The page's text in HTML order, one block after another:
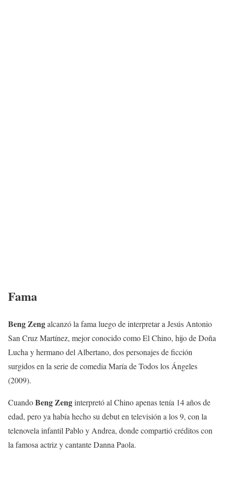
Fama
Beng Zengalcanzó la fama luego de interpretar a Jesús Antonio
San Cruz Martínez, mejor conocido como El Chino, hijo de Doña
Lucha y hermano del Albertano, dos personajes de ficción
surgidos en la serie de comedia María de Todos los Ángeles
(2009).
CuandoBeng Zenginterpretó al Chino apenas tenía 14 años de
edad, pero ya había hecho su debut en televisión a los 9, con la
telenovela infantil Pablo y Andrea, donde compartió créditos con
la famosa actriz y cantante Danna Paola.